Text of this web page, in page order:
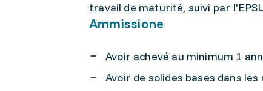
travail de maturité, suivi par
Ammissione
Avoir achevé au minimum 1
Avoir de solides bases dans